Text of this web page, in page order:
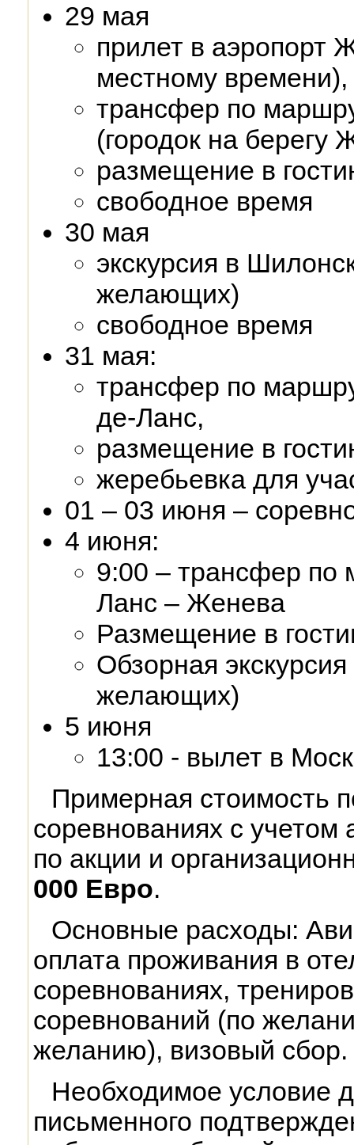
29 мая
прилет в аэропорт
местному времени),
трансфер по
(городок на берегу
размещение в
свободное время
30 мая
экскурсия в
желающих)
свободное время
31 мая:
трансфер по
де-Ланс,
размещение в
жеребьевка для
01 – 03 июня –
4 июня:
9:00 – трансфер по
Ланс – Женева
Размещение в
Обзорная
желающих)
5 июня
13:00 - вылет в
Примерная стоимость
соревнованиях с учетом
по акции и
000 Евро.
Основные расходы:
оплата проживания в
соревнованиях,
соревнований (по
желанию), визовый сбор.
Необходимое условие
письменного